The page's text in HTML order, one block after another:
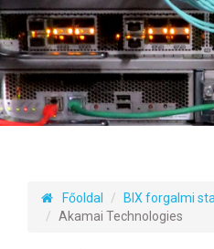
Főoldal
BIX forgalmi
Akamai Technologies